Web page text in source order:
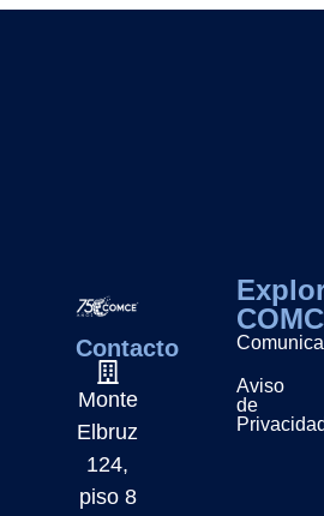
Contacto
Monte
Elbruz
124,
piso 8
Aviso
de
Privacidad